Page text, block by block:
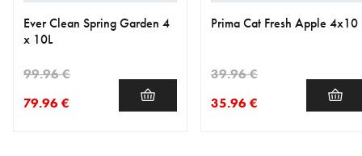
Ever Clean Spring Garden 4
x 10L
79.96 €
99.96 €
Prima Cat Fresh Apple 4x10
35.96 €
39.96 €